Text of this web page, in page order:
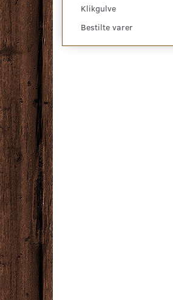
Klikgulve
Bestilte varer
PALERMO
TRAPPESKÅNER, BEIGE
49,00 DKK
Se produktet